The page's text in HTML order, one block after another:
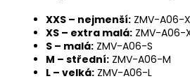
XXS – nejmenší: ZMV-A06-
XS – extra malá: ZMV-A06-
S – malá: ZMV-A06-S
M – střední: ZMV-A06-M
L – velká: ZMV-A06-L